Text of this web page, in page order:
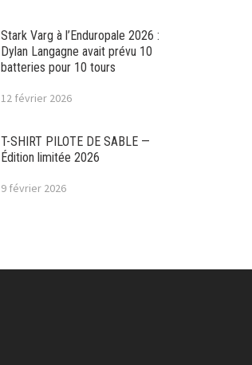
Stark Varg à l’Enduropale 2026 :
Dylan Langagne avait prévu 10
batteries pour 10 tours
12 février 2026
T-SHIRT PILOTE DE SABLE —
Édition limitée 2026
9 février 2026